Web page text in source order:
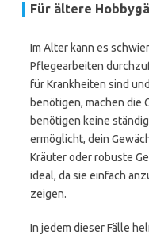
Für ältere
Im Alter kann es
Pflegearbeiten
für Krankheiten sind
benötigen, machen die
benötigen keine
ermöglicht, dein
Kräuter oder robuste
ideal, da sie einfach
zeigen.
In jedem dieser Fälle